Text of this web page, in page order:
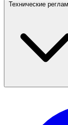
Технические